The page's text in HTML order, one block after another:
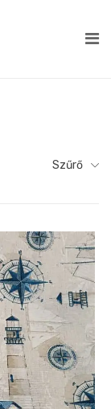
Szűrő